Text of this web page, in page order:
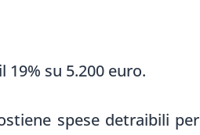
su 5.200 euro.
spese detraibili per